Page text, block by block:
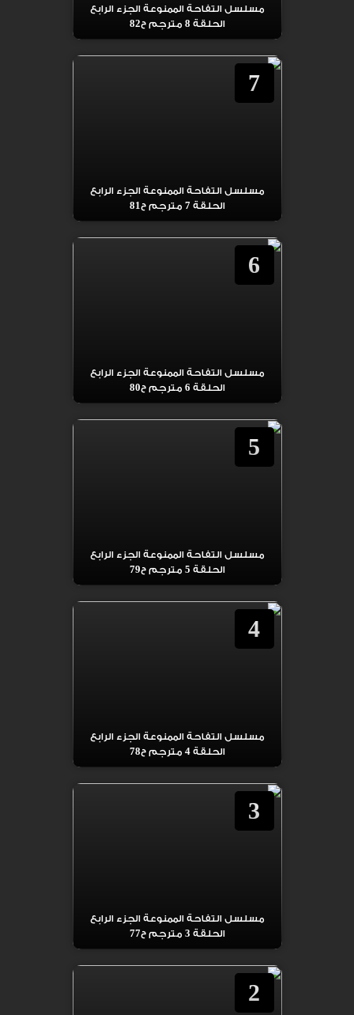
مسلسل التفاحة الممنوعة الجزء الرابع
الحلقة 8 مترجم ح82
7
مسلسل التفاحة الممنوعة الجزء الرابع
الحلقة 7 مترجم ح81
6
مسلسل التفاحة الممنوعة الجزء الرابع
الحلقة 6 مترجم ح80
5
مسلسل التفاحة الممنوعة الجزء الرابع
الحلقة 5 مترجم ح79
4
مسلسل التفاحة الممنوعة الجزء الرابع
الحلقة 4 مترجم ح78
3
مسلسل التفاحة الممنوعة الجزء الرابع
الحلقة 3 مترجم ح77
2